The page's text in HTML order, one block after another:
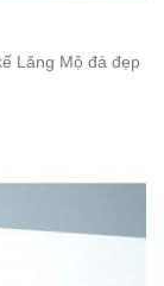
Lăng Mộ đá đẹp